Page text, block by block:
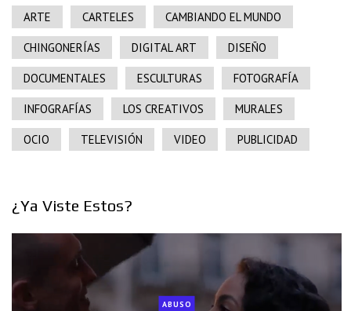
ARTE CARTELES CAMBIANDO EL MUNDO
CHINGONERÍAS DIGITAL ART DISEÑO
DOCUMENTALES ESCULTURAS FOTOGRAFÍA
INFOGRAFÍAS LOS CREATIVOS MURALES
OCIO TELEVISIÓN VIDEO PUBLICIDAD
¿Ya Viste Estos?
ABUSO